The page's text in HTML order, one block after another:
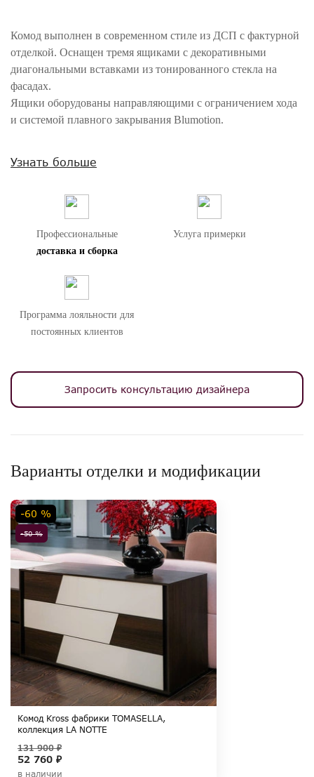
Комод выполнен в современном стиле из ДСП с фактурной
отделкой. Оснащен тремя ящиками с декоративными
диагональными вставками из тонированного стекла на
фасадах.
Ящики оборудованы направляющими с ограничением хода
и системой плавного закрывания Blumotion.
особенностей цветопередачи различных мониторов.
Узнать больше
Профессиональные
доставка и сборка
Услуга примерки
Программа лояльности для
постоянных клиентов
Запросить консультацию дизайнера
Варианты отделки и модификации
-50 %
-60 %
Комод Kross фабрики TOMASELLA,
коллекция LA NOTTE
52 760 ₽
131 900 ₽
в наличии